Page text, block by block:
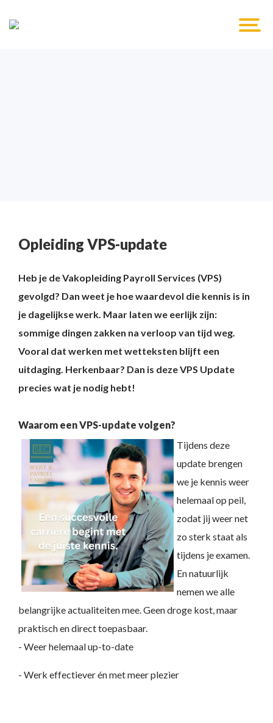
Opleiding VPS-update
Heb je de Vakopleiding Payroll Services (VPS)
gevolgd? Dan weet je hoe waardevol die kennis is in
je dagelijkse werk. Maar laten we eerlijk zijn:
sommige dingen zakken na verloop van tijd weg.
Vooral dat werken met wetteksten blijft een
uitdaging. Herkenbaar? Dan is deze VPS Update
precies wat je nodig hebt!
Waarom een VPS-update volgen?
Tijdens deze
update brengen
we je kennis weer
helemaal op peil,
zodat jij weer net
zo sterk staat als
tijdens je examen.
En natuurlijk
nemen we alle
belangrijke actualiteiten mee. Geen droge kost, maar
praktisch en direct toepasbaar.
- Weer helemaal up-to-date
- Werk effectiever én met meer plezier